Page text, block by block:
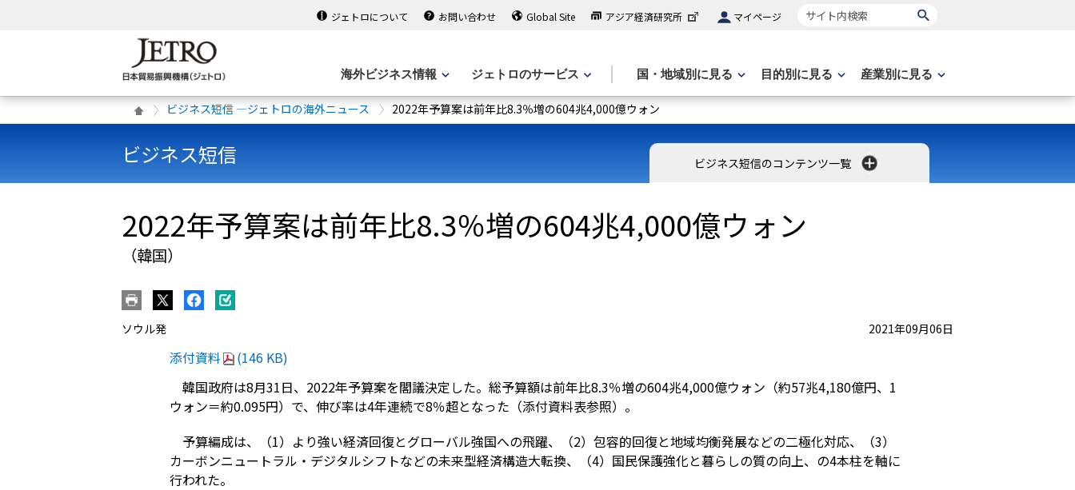
ジェトロについて お問い合わせ Global Site アジア経済研究所 マイページ サイト内検索
海外ビジネス情報 ジェトロのサービス 国・地域別に見る 目的別に見る 産業別に見る
ビジネス短信 ―ジェトロの海外ニュース 2022年予算案は前年比8.3％増の604兆4,000億ウォン
ビジネス短信 ビジネス短信のコンテンツ一覧
2022年予算案は前年比8.3％増の604兆4,000億ウォン
（韓国）
ソウル発 2021年09月06日
添付資料
(146 KB)
韓国政府は8月31日、2022年予算案を閣議決定した。総予算額は前年比8.3％増の604兆4,000億ウォン（約57兆4,180億円、1
ウォン＝約0.095円）で、伸び率は4年連続で8％超となった（添付資料表参照）。
予算編成は、（1）より強い経済回復とグローバル強国への飛躍、（2）包容的回復と地域均衡発展などの二極化対応、（3）
カーボンニュートラル・デジタルシフトなどの未来型経済構造大転換、（4）国民保護強化と暮らしの質の向上、の4本柱を軸に
行われた。